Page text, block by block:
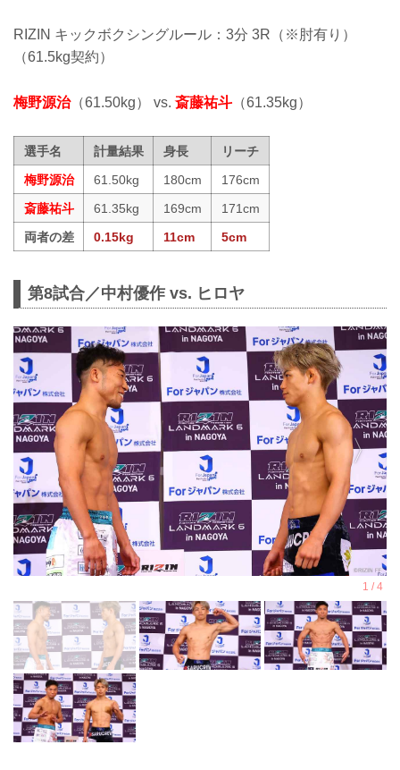
RIZIN キックボクシングルール：3分 3R（※肘有り）
（61.5kg契約）
梅野源治（61.50kg） vs.斎藤祐斗 （61.35kg）
選手名 計量結果 身長
リーチ
梅野源治
61.50kg 180cm
176cm
斎藤祐斗
61.35kg 169cm
171cm
両者の差
0.15kg 11cm 5cm
第8試合／中村優作 vs. ヒロヤ